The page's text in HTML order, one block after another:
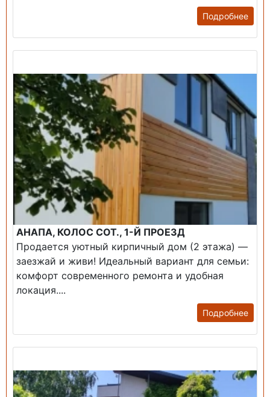
Подробнее
АНАПА, КОЛОС СОТ., 1-Й ПРОЕЗД
Продается уютный кирпичный дом (2 этажа) —
заезжай и живи! ​Идеальный вариант для семьи:
комфорт современного ремонта и удобная
локация....
Подробнее